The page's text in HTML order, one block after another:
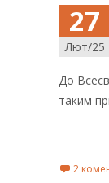
27
Лют/25
До
таким
2